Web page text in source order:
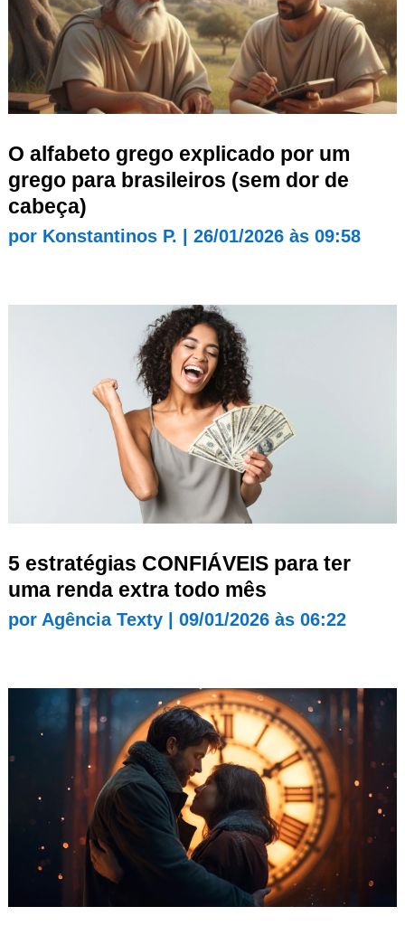
O alfabeto grego explicado por um
grego para brasileiros (sem dor de
cabeça)
por Konstantinos P. 26/01/2026 às 09:58
5 estratégias CONFIÁVEIS para ter
uma renda extra todo mês
por Agência Texty| 09/01/2026 às 06:22